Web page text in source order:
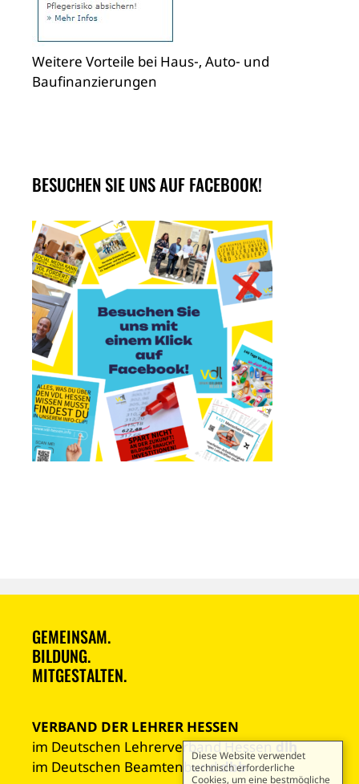
Weitere Vorteile bei Haus-, Auto- und
Baufinanzierungen
BESUCHEN SIE UNS AUF FACEBOOK!
GEMEINSAM.
BILDUNG.
MITGESTALTEN.
VERBAND DER LEHRER HESSEN
im Deutschen Lehrerverband Hessendlh
im Deutschen Beamtenbunddbb
Diese Website verwendet
technisch erforderliche
Cookies, um eine bestmögliche